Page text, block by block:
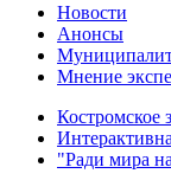
Новости
Анонсы
Мнение
Костромское
"Ради мира